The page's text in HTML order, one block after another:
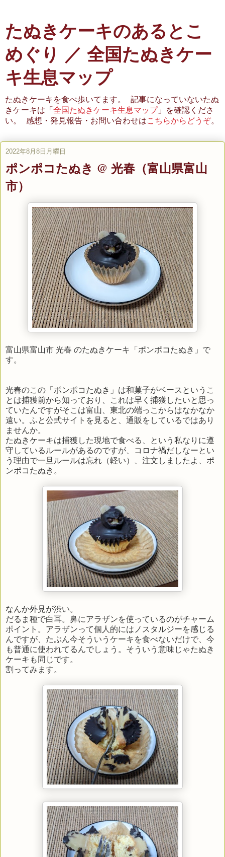
たぬきケーキのあるとこ
めぐり ／ 全国たぬきケー
キ生息マップ
たぬきケーキを食べ歩いてます。 記事になっていないたぬ
きケーキは「 全国たぬきケーキ生息マップ」を確認くださ
い。 感想・発見報告・お問い合わせはこちらからどうぞ。
2022年8月8日月曜日
ポンポコたぬき @ 光春（富山県富山
市）
富山県富山市 光春 のたぬきケーキ「ポンポコたぬき」で
す。
光春のこの「ポンポコたぬき」は和菓子がベースというこ
とは捕獲前から知っており、これは早く捕獲したいと思っ
ていたんですがそこは富山、東北の端っこからはなかなか
遠い。ふと公式サイトを見ると、通販をしているではあり
ませんか。
たぬきケーキは捕獲した現地で食べる、という私なりに遵
守しているルールがあるのですが、コロナ禍だしなーとい
う理由で一旦ルールは忘れ（軽い）、注文しましたよ、ポ
ンポコたぬき。
なんか外見が渋い。
だるま種で白耳。鼻にアラザンを使っているのがチャーム
ポイント。アラザンって個人的にはノスタルジーを感じる
んですが、たぶん今そういうケーキを食べないだけで、今
も普通に使われてるんでしょう。そういう意味じゃたぬき
ケーキも同じです。
割ってみます。